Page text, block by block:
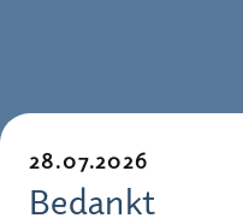
28.07.2026
Bedankt